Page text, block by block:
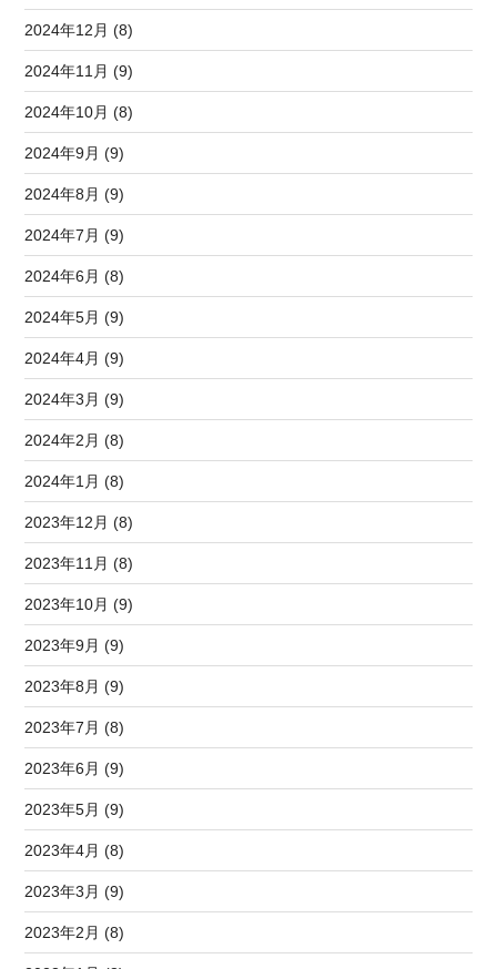
2024年12月 (8)
2024年11月 (9)
2024年10月 (8)
2024年9月 (9)
2024年8月 (9)
2024年7月 (9)
2024年6月 (8)
2024年5月 (9)
2024年4月 (9)
2024年3月 (9)
2024年2月 (8)
2024年1月 (8)
2023年12月 (8)
2023年11月 (8)
2023年10月 (9)
2023年9月 (9)
2023年8月 (9)
2023年7月 (8)
2023年6月 (9)
2023年5月 (9)
2023年4月 (8)
2023年3月 (9)
2023年2月 (8)